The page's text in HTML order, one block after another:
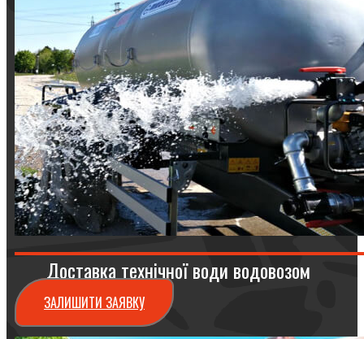
Доставка технічної води водовозом
ЗАЛИШИТИ ЗАЯВКУ